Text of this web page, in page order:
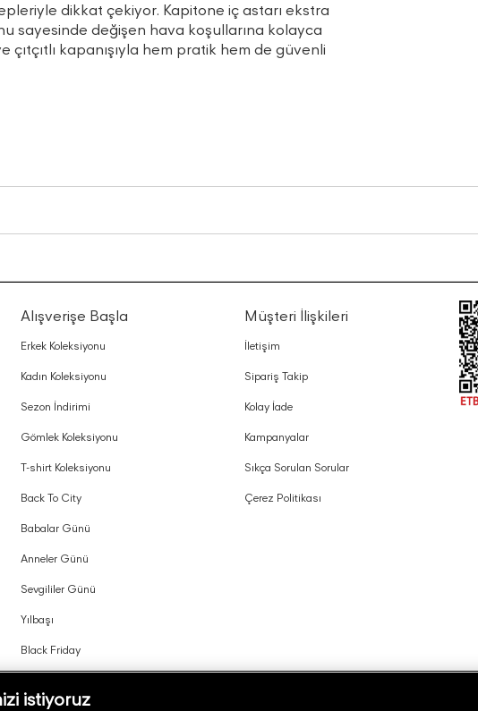
dikkat çekiyor. Kapitone iç astarı ekstra
sayesinde değişen hava koşullarına kolayca
kapanışıyla hem pratik hem de güvenli
Alışverişe Başla
Erkek Koleksiyonu
Kadın Koleksiyonu
Sezon İndirimi
Gömlek Koleksiyonu
T-shirt Koleksiyonu
Back To City
Babalar Günü
Anneler Günü
Sevgililer Günü
Yılbaşı
Black Friday
Müşteri İlişkileri
İletişim
Sipariş Takip
Kolay İade
Kampanyalar
Sıkça Sorulan Sorular
Çerez Politikası
istiyoruz